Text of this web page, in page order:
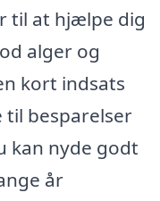
til at hjælpe dig
alger og
kort indsats
besparelser
kan nyde godt
år